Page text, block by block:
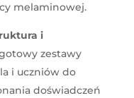
melaminowej.
i
zestawy
i uczniów do
doświadczeń